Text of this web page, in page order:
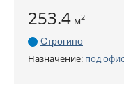
253.4 м2
Строгино
Назначение: под офис